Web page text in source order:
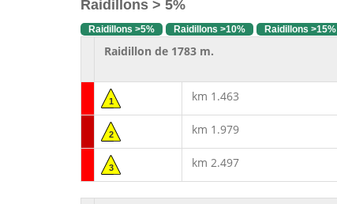
Raidillons > 5%
Raidillons >5% Raidillons >10% Raidillons >15%
Raidillon de 1783 m.
1 km 1.463
2 km 1.979
3 km 2.497